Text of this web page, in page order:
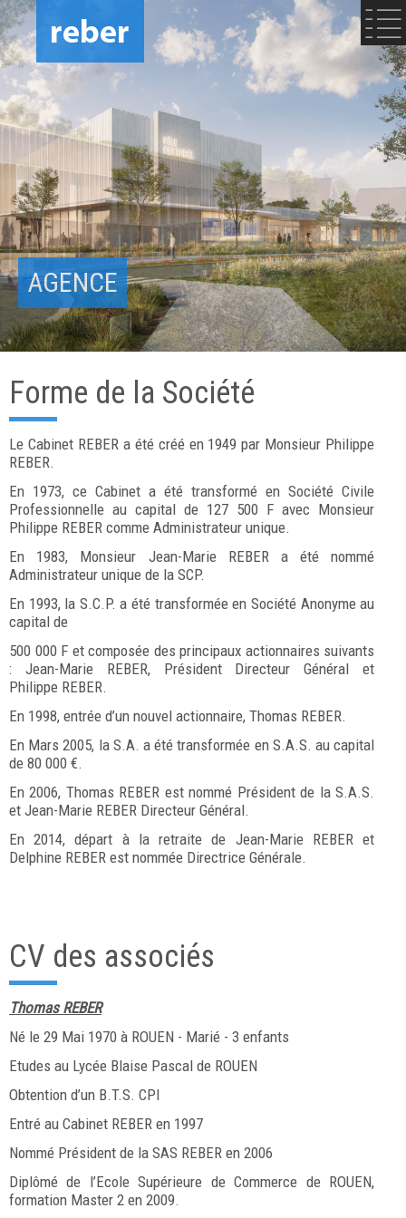
AGENCE
Forme de la Société
Le Cabinet REBER a été créé en 1949 par Monsieur Philippe
REBER.
En 1973, ce Cabinet a été transformé en Société Civile
Professionnelle au capital de 127 500 F avec Monsieur
Philippe REBER comme Administrateur unique.
En 1983, Monsieur Jean-Marie REBER a été nommé
Administrateur unique de la SCP.
En 1993, la S.C.P. a été transformée en Société Anonyme au
capital de
500 000 F et composée des principaux actionnaires suivants
: Jean-Marie REBER, Président Directeur Général et
Philippe REBER.
En 1998, entrée d’un nouvel actionnaire, Thomas REBER.
En Mars 2005, la S.A. a été transformée en S.A.S. au capital
de 80 000 €.
En 2006, Thomas REBER est nommé Président de la S.A.S.
et Jean-Marie REBER Directeur Général.
En 2014, départ à la retraite de Jean-Marie REBER et
Delphine REBER est nommée Directrice Générale.
CV des associés
Thomas REBER
Né le 29 Mai 1970 à ROUEN - Marié - 3 enfants
Etudes au Lycée Blaise Pascal de ROUEN
Obtention d’un B.T.S. CPI
Entré au Cabinet REBER en 1997
Nommé Président de la SAS REBER en 2006
Diplômé de l’Ecole Supérieure de Commerce de ROUEN,
formation Master 2 en 2009.